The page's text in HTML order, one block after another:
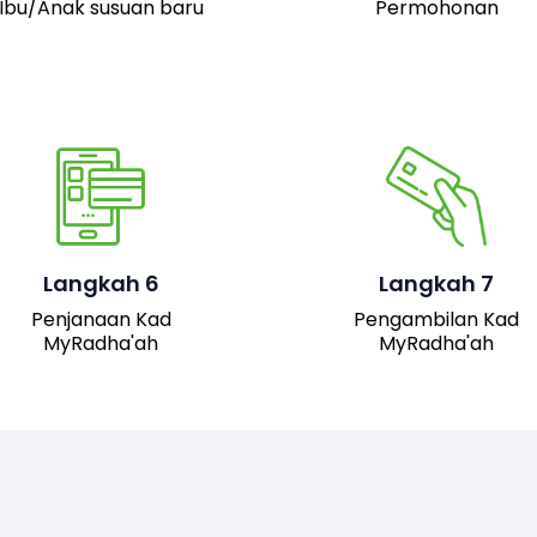
Ibu/Anak susuan baru
Permohonan
Langkah 6
Penjanaan Kad
MyRadha'ah
Setelah permohonan
akan dijana.
Langkah 7
Pengambilan Kad
MyRadha'ah
Pemohon boleh hadir ke
pejabat JAIS untuk
mengambil kad fizikal
MyRadha’ah. Selain itu,
pemohon juga boleh
turun versi digital kad
sistem untuk
kemudahan akses.